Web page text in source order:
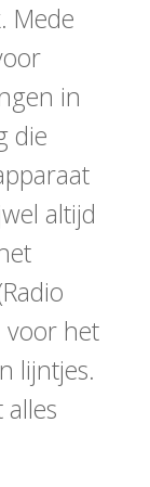
Mede
in
die
altijd
voor het
lijntjes.